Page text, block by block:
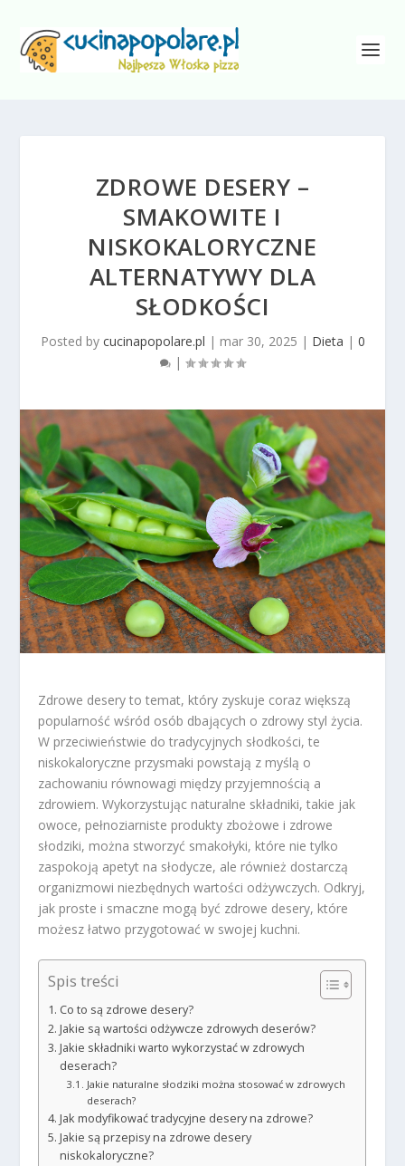
ZDROWE DESERY –
SMAKOWITE I
NISKOKALORYCZNE
ALTERNATYWY DLA
SŁODKOŚCI
Posted by cucinapopolare.pl | mar 30, 2025 | Dieta | 0
|
Zdrowe desery to temat, który zyskuje coraz większą
popularność wśród osób dbających o zdrowy styl życia.
W przeciwieństwie do tradycyjnych słodkości, te
niskokaloryczne przysmaki powstają z myślą o
zachowaniu równowagi między przyjemnością a
zdrowiem. Wykorzystując naturalne składniki, takie jak
owoce, pełnoziarniste produkty zbożowe i zdrowe
słodziki, można stworzyć smakołyki, które nie tylko
zaspokoją apetyt na słodycze, ale również dostarczą
organizmowi niezbędnych wartości odżywczych. Odkryj,
jak proste i smaczne mogą być zdrowe desery, które
możesz łatwo przygotować w swojej kuchni.
Spis treści
Co to są zdrowe desery?
Jakie są wartości odżywcze zdrowych deserów?
Jakie składniki warto wykorzystać w zdrowych
deserach?
Jakie naturalne słodziki można stosować w zdrowych
deserach?
Jak modyfikować tradycyjne desery na zdrowe?
Jakie są przepisy na zdrowe desery
niskokaloryczne?